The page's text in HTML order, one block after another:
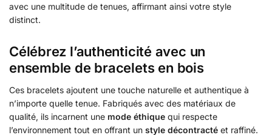
avec une multitude de tenues, affirmant ainsi votre style
distinct.
Célébrez l’authenticité avec un
ensemble de bracelets en bois
Ces bracelets ajoutent une touche naturelle et authentique à
n’importe quelle tenue. Fabriqués avec des matériaux de
qualité, ils incarnent une mode éthique qui respecte
l’environnement tout en offrant un style décontracté et raffiné.